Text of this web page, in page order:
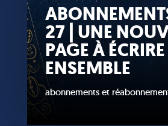
27 | UNE
PAGE À ÉCRIRE
ENSEMBLE
abonnements et